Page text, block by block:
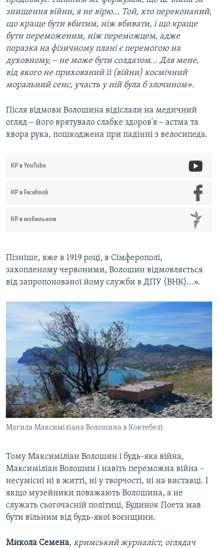
знищення війни, я не вірю... Той, хто переконаний,
що краще бути вбитим, ніж вбивати, і що краще
бути переможеним, ніж переможцем, адже
поразка на фізичному плані є перемогою на
духовному, ‒ не може бути солдатом... Для мене,
від якого не прихований її (війни) космічний
моральний сенс, участь у ній була б злочином».
Після відмови Волошина відіслали на медичний
огляд ‒ його врятувало слабке здоров'я ‒ астма та
хвора рука, пошкоджена при падінні з велосипеда.
КР в YouTube
КР в Facebook
КР в мобильном
Пізніше, вже в 1919 році, в Сімферополі,
захопленому червоними, Волошин відмовляється
від запропонованої йому служби в ДПУ (ВНК)...».
Могила Максиміліана Волошина в Коктебелі
Тому Максиміліан Волошин і будь-яка війна,
Максиміліан Волошин і навіть переможна війна –
несумісні ні в житті, ні у творчості, ні на виставці. І
якщо музейники поважають Волошина, а не
служать сьогочасній політиці, Будинок Поета мав
бути вільним від будь-якої воєнщини.
Микола Семена, кримський журналіст, оглядач